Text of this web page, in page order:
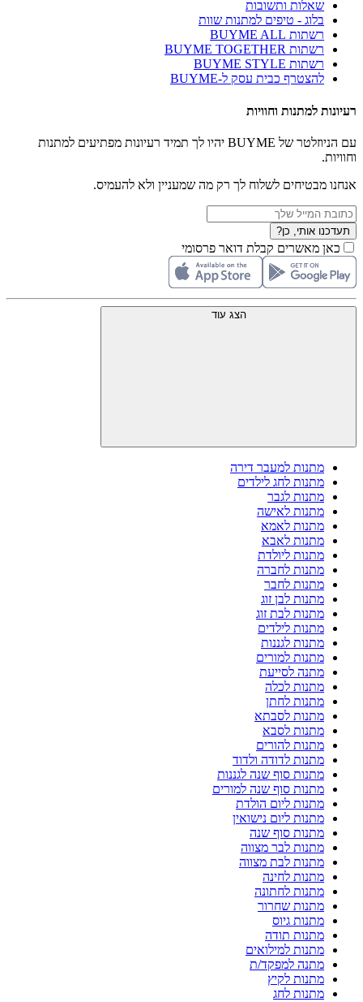
שאלות ותשובות
בלוג - טיפים למתנות שוות
רשתות BUYME ALL
רשתות BUYME TOGETHER
רשתות BUYME STYLE
להצטרף כבית עסק ל-BUYME
רעיונות למתנות וחוויות
עם הניוזלטר של BUYME יהיו לך תמיד רעיונות מפתיעים למתנות
וחוויות.
אנחנו מבטיחים לשלוח לך רק מה שמעניין ולא להעמיס.
תעדכנו אותי, כן?
כאן מאשרים קבלת דואר פרסומי
הצג עוד
מתנות למעבר דירה
מתנות לחג לילדים
מתנות לגבר
מתנות לאישה
מתנות לאמא
מתנות לאבא
מתנות ליולדת
מתנות לחברה
מתנות לחבר
מתנות לבן זוג
מתנות לבת זוג
מתנות לילדים
מתנות לגננות
מתנות למורים
מתנה לסייעת
מתנות לכלה
מתנות לחתן
מתנות לסבתא
מתנות לסבא
מתנות להורים
מתנות לדודה ולדוד
מתנות סוף שנה לגננות
מתנות סוף שנה למורים
מתנות ליום הולדת
מתנות ליום נישואין
מתנות סוף שנה
מתנות לבר מצווה
מתנות לבת מצווה
מתנות לחינה
מתנות לחתונה
מתנות שחרור
מתנות גיוס
מתנות תודה
מתנות למילואים
מתנה למפקד/ת
מתנות לקיץ
מתנות לחג